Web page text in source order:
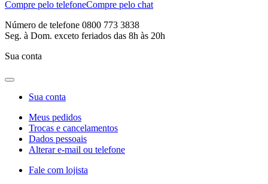
Compre pelo telefoneCompre pelo chat
Número de telefone 0800 773 3838
Seg. à Dom. exceto feriados das 8h às 20h
Sua conta
Sua conta
Meus pedidos
Trocas e cancelamentos
Dados pessoais
Alterar e-mail ou telefone
Fale com lojista